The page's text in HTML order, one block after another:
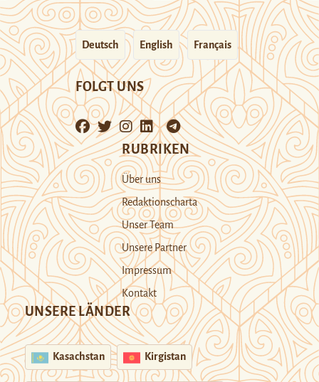
Deutsch English Français
FOLGT UNS
RUBRIKEN
Über uns
Redaktionscharta
Unser Team
Unsere Partner
Impressum
Kontakt
UNSERE LÄNDER
Kasachstan Kirgistan